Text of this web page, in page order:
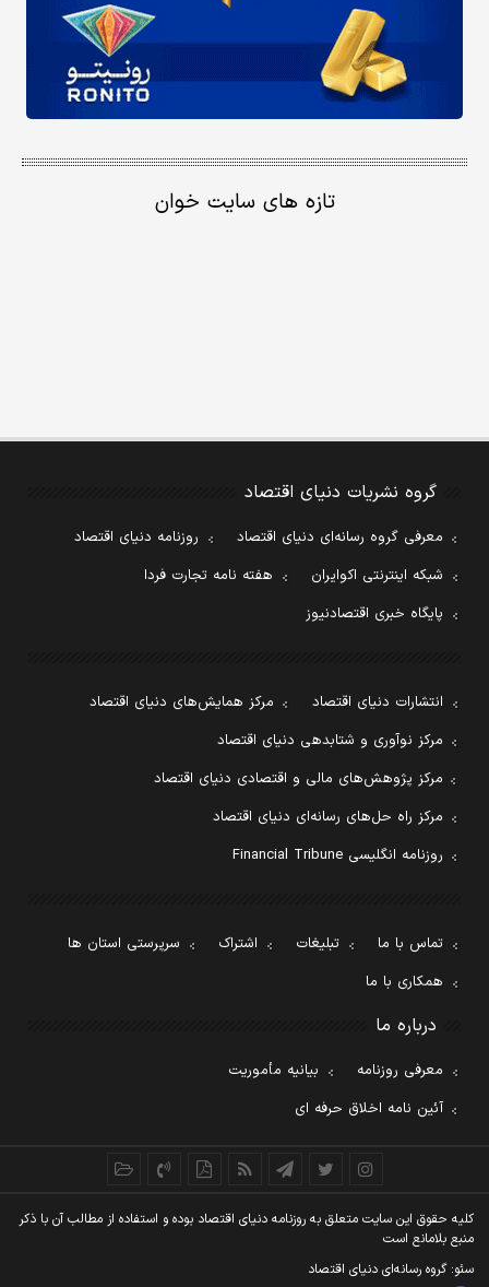
تازه های سایت خوان
گروه نشریات دنیای اقتصاد
معرفی گروه رسانه‌ای دنیای اقتصاد
روزنامه دنیای اقتصاد
شبکه اینترنتی اکوایران
هفته نامه تجارت فردا
پایگاه خبری اقتصادنیوز
انتشارات دنیای اقتصاد
مرکز همایش‌های دنیای اقتصاد
مرکز نوآوری و شتابدهی دنیای اقتصاد
مرکز پژوهش‌های مالی و اقتصادی دنیای اقتصاد
مرکز راه حل‌های رسانه‌ای دنیای اقتصاد
روزنامه انگلیسی Financial Tribune
تماس با ما تبلیغات اشتراک
سرپرستی استان ها
همکاری با ما
درباره ما
معرفی روزنامه
بیانیه مأموریت
آئین نامه اخلاق حرفه ای
کليه حقوق اين سايت متعلق به روزنامه دنيای اقتصاد بوده و استفاده از مطالب آن با ذکر
منبع بلامانع است
سئو: گروه رسانه‌ای دنیای اقتصاد